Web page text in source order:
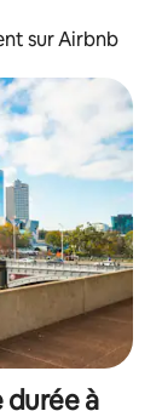
sur Airbnb
à